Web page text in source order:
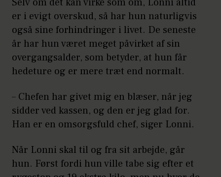
er i evigt overskud, så har hun naturligvis
også sine forhindringer i livet. De seneste
år har hun været meget påvirket af sin
overgangsalder, som betyder, at hun får
hedeture og er mere træt end normalt.
– Chefen har givet mig en blæser, når jeg
sidder ved kassen, og den er jeg glad for.
Han er en omsorgsfuld chef, siger Lonni.
Når Lonni skal til og fra sit arbejde, går
hun. Først fordi hun ville tabe sig efter et